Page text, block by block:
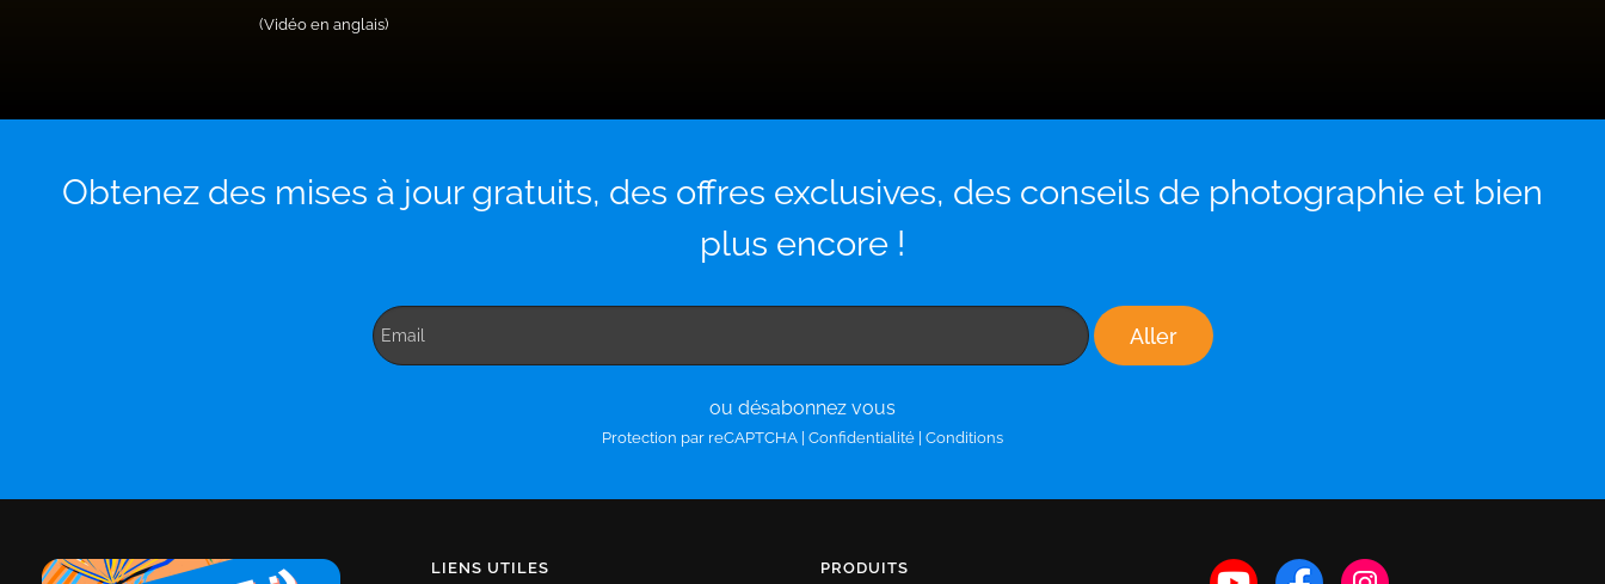
(Vidéo en anglais)
Obtenez des mises à jour gratuits, des offres exclusives, des conseils de photographie et bien
plus encore !
ou désabonnez vous
Protection par reCAPTCHA | Confidentialité Conditions
LIENS UTILES PRODUITS